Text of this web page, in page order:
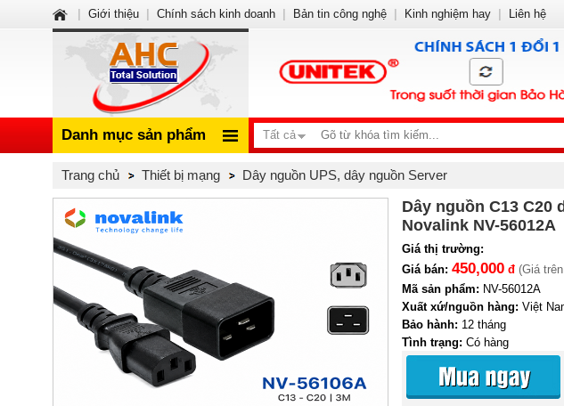
Danh mục sản phẩm Tất cả
Trang chủ Thiết bị mạng Dây nguồn UPS, dây nguồn Server
Dây nguồn C13 C20
Novalink NV-56012A
Giá thị trường:
Giá bán: 450,000 đ (Giá
Mã sản phẩm: NV-56012A
Xuất xứ/nguồn hàng: Việt
Bảo hành: 12 tháng
Tình trạng: Có hàng
Khuyến mại:
Giới thiệu Chính sách kinh doanh Bản tin công nghệ Kinh nghiệm hay Liên hệ